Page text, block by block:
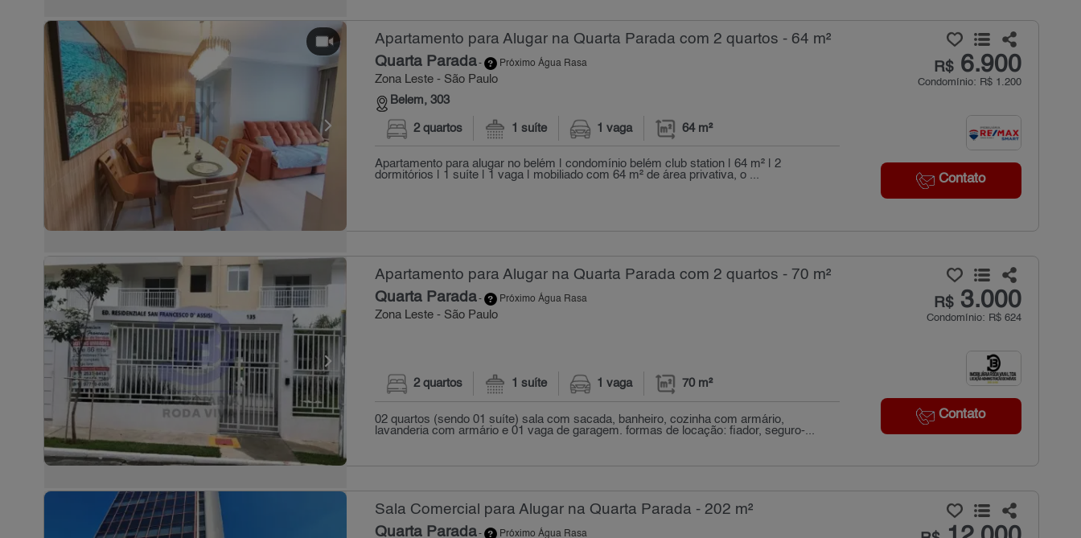
Apartamento para Alugar na Quarta Parada com 2 quartos - 64 m²
Quarta Parada- Próximo Água Rasa
Zona Leste - São Paulo
Belem, 303
R$6.900
Condomínio: R$ 1.200
Contato
2 quartos 1 suíte 1 vaga 64 m²
Apartamento para alugar no belém | condomínio belém club station | 64 m² | 2
dormitórios | 1 suíte | 1 vaga | mobiliado com 64 m² de área privativa, o ...
Apartamento para Alugar na Quarta Parada com 2 quartos - 70 m²
Quarta Parada- Próximo Água Rasa
Zona Leste - São Paulo
R$3.000
Condomínio: R$ 624
Contato
2 quartos 1 suíte 1 vaga 70 m²
02 quartos (sendo 01 suíte) sala com sacada, banheiro, cozinha com armário,
lavanderia com armário e 01 vaga de garagem. formas de locação: fiador, seguro-...
Sala Comercial para Alugar na Quarta Parada - 202 m²
Quarta Parada- Próximo Água Rasa